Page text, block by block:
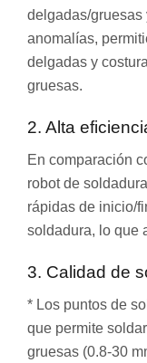
delgadas/gruesas
anomalías,
delgadas y
gruesas.
2. Alta
En comparación
robot de
rápidas de inicio/
soldadura, lo que
3. Calidad de
* Los puntos de
que permite
gruesas (0.8-30